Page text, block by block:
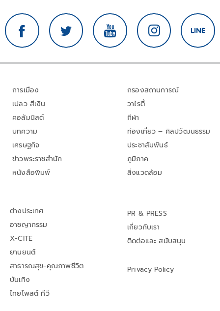
การเมือง
เปลว สีเงิน
คอลัมนิสต์
บทความ
เศรษฐกิจ
ข่าวพระราชสำนัก
หนังสือพิมพ์
กรองสถานการณ์
วาไรตี้
กีฬา
ท่องเที่ยว – ศิลปวัฒนธรรม
ประชาสัมพันธ์
ภูมิภาค
สิ่งแวดล้อม
ต่างประเทศ
อาชญากรรม
X-CITE
ยานยนต์
สาธารณสุข-คุณภาพชีวิต
บันเทิง
ไทยโพสต์ ทีวี
PR & PRESS
เกี่ยวกับเรา
ติดต่อและ สนับสนุน
Privacy Policy